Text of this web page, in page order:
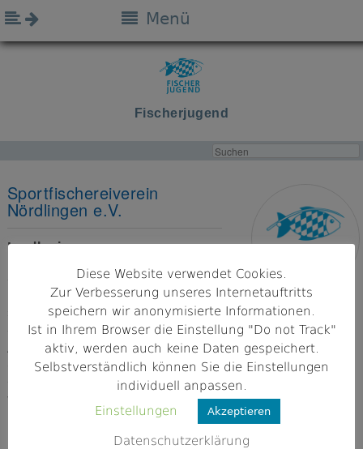
Fischerjugend
Menü
Sportfischereiverein
Nördlingen e.V.
Landkreis
Schwaben
Adresse
86720 Nördlingen
Webseite
Diese Website verwendet Cookies.
Zur Verbesserung unseres Internetauftritts
speichern wir anonymisierte Informationen.
Ist in Ihrem Browser die Einstellung "Do not Track"
aktiv, werden auch keine Daten gespeichert.
Selbstverständlich können Sie die Einstellungen
individuell anpassen.
Einstellungen
Akzeptieren
Datenschutzerklärung